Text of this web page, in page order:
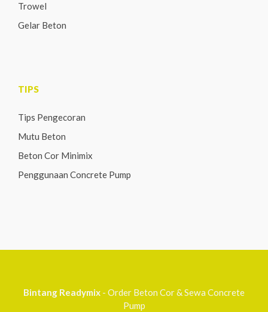
Trowel
Gelar Beton
TIPS
Tips Pengecoran
Mutu Beton
Beton Cor Minimix
Penggunaan Concrete Pump
Bintang Readymix - Order Beton Cor & Sewa Concrete
Pump